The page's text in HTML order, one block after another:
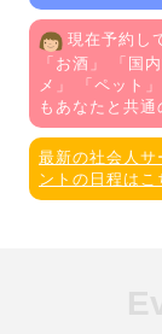
現在予約し
「お酒 」 「国
メ 」 「ペット
もあなたと共
最新の社会人
ントの日程はこ